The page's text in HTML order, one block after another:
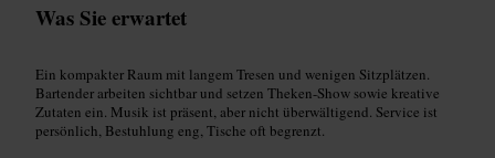
Was Sie erwartet
Ein kompakter Raum mit langem Tresen und wenigen Sitzplätzen.
Bartender arbeiten sichtbar und setzen Theken-Show sowie kreative
Zutaten ein. Musik ist präsent, aber nicht überwältigend. Service ist
persönlich, Bestuhlung eng, Tische oft begrenzt.